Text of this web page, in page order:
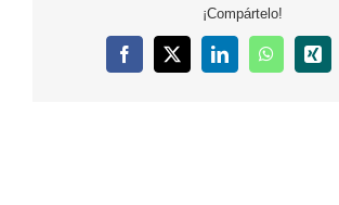
¡Compártelo!
Facebook
X LinkedInWhatsApp
Xing